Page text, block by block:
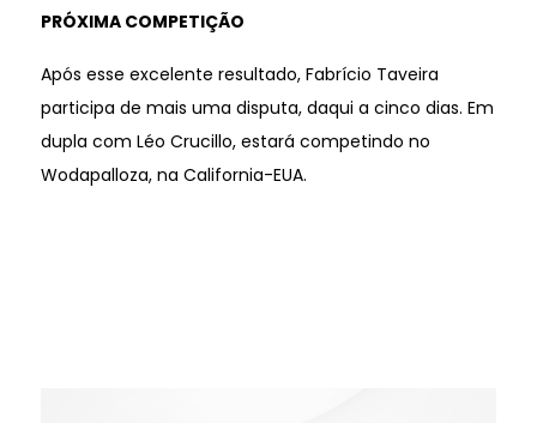
PRÓXIMA COMPETIÇÃO
Após esse excelente resultado, Fabrício Taveira
participa de mais uma disputa, daqui a cinco dias. Em
dupla com Léo Crucillo, estará competindo no
Wodapalloza, na California-EUA.